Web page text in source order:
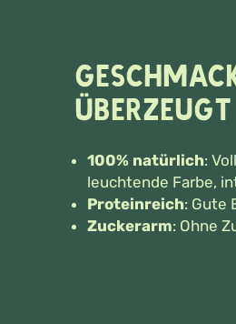
überzeugt
100% natürlich:
leuchtende Farbe,
Proteinreich: Gute
Zuckerarm: Ohne